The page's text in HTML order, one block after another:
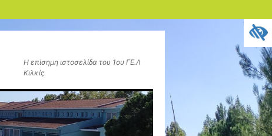
Η επίσημη ιστοσελίδα του 1ου ΓΕ.Λ
Κιλκίς